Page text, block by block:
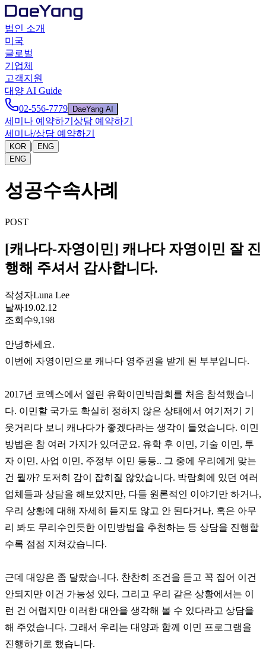
법인 소개
미국
글로벌
기업체
고객지원
대양 AI Guide
02-556-7779
DaeYang AI
세미나 예약하기 상담 예약하기
세미나/상담 예약하기
KOR |
ENG
ENG
성공수속사례
POST
[캐나다-자영이민] 캐나다 자영이민 잘 진
행해 주셔서 감사합니다.
작성자Luna Lee
날짜19.02.12
조회수9,198
안녕하세요.
이번에 자영이민으로 캐나다 영주권을 받게 된 부부입니다.
2017년 코엑스에서 열린 유학이민박람회를 처음 참석했습니
다. 이민할 국가도 확실히 정하지 않은 상태에서 여기저기 기
웃거리다 보니 캐나다가 좋겠다라는 생각이 들었습니다. 이민
방법은 참 여러 가지가 있더군요. 유학 후 이민, 기술 이민, 투
자 이민, 사업 이민, 주정부 이민 등등.. 그 중에 우리에게 맞는
건 뭘까? 도저히 감이 잡히질 않았습니다. 박람회에 있던 여러
업체들과 상담을 해보았지만, 다들 원론적인 이야기만 하거나,
우리 상황에 대해 자세히 듣지도 않고 안 된다거나, 혹은 아무
리 봐도 무리수인듯한 이민방법을 추천하는 등 상담을 진행할
수록 점점 지쳐갔습니다.
근데 대양은 좀 달랐습니다. 찬찬히 조건을 듣고 꼭 집어 이건
안되지만 이건 가능성 있다, 그리고 우리 같은 상황에서는 이
런 건 어렵지만 이러한 대안을 생각해 볼 수 있다라고 상담을
해 주었습니다. 그래서 우리는 대양과 함께 이민 프로그램을
진행하기로 했습니다.